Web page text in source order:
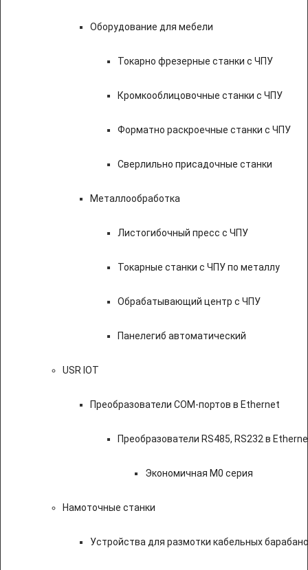
Оборудование для мебели
Токарно фрезерные станки с ЧПУ
Кромкооблицовочные станки с ЧПУ
Форматно раскроечные станки с ЧПУ
Сверлильно присадочные станки
Металлообработка
Листогибочный пресс с ЧПУ
Токарные станки с ЧПУ по металлу
Обрабатывающий центр с ЧПУ
Панелегиб автоматический
USR IOT
Преобразователи COM-портов в Ethernet
Преобразователи RS485, RS232 в
Экономичная M0 серия
Намоточные станки
Устройства для размотки кабельных